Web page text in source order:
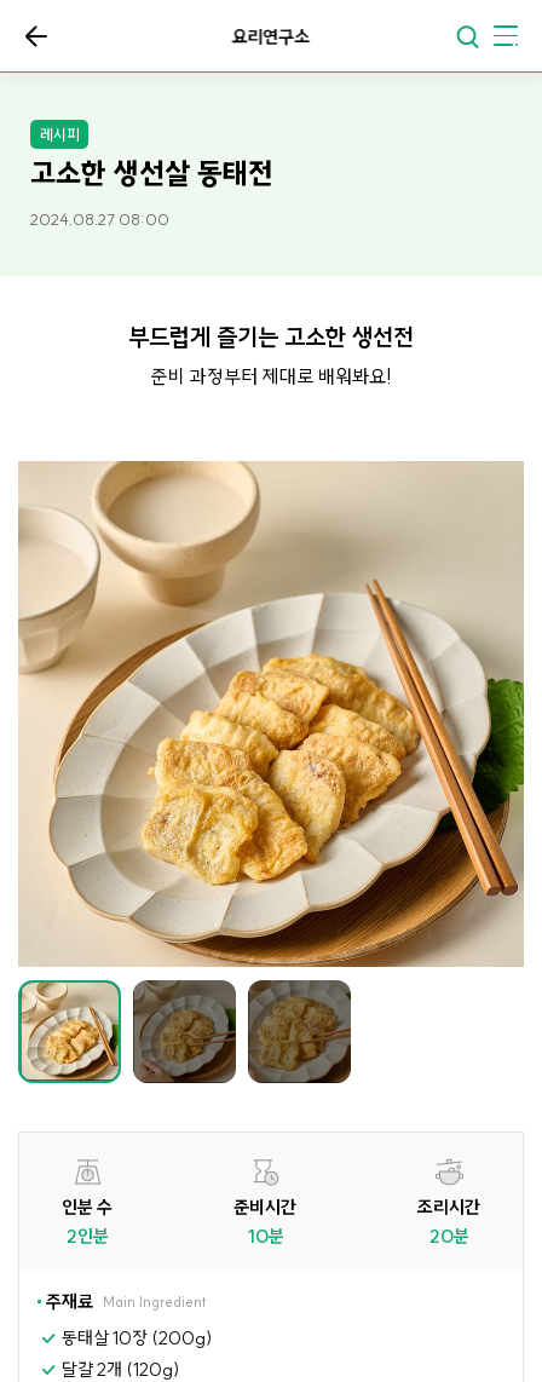
요리연구소
레시피
고소한 생선살 동태전
2024.08.27 08:00
부드럽게 즐기는 고소한 생선전
준비 과정부터 제대로 배워봐요!
인분 수
2인분
준비시간
10분
조리시간
20분
주재료 Main Ingredient
동태살 10장 (200g)
달걀 2개 (120g)